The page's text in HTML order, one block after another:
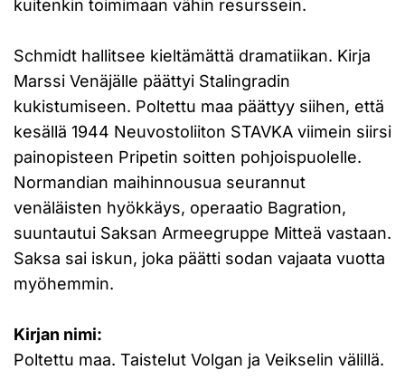
kuitenkin toimimaan vähin resurssein.
Schmidt hallitsee kieltämättä dramatiikan. Kirja
Marssi Venäjälle päättyi Stalingradin
kukistumiseen. Poltettu maa päättyy siihen, että
kesällä 1944 Neuvostoliiton STAVKA viimein siirsi
painopisteen Pripetin soitten pohjoispuolelle.
Normandian maihinnousua seurannut
venäläisten hyökkäys, operaatio Bagration,
suuntautui Saksan Armeegruppe Mitteä vastaan.
Saksa sai iskun, joka päätti sodan vajaata vuotta
myöhemmin.
Kirjan nimi:
Poltettu maa. Taistelut Volgan ja Veikselin välillä.